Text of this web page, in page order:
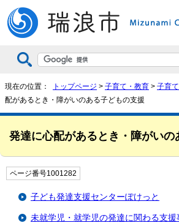
現在の位置： トップページ > 子育て・教育 > 子育
配があるとき・障がいのある子どもの支援
発達に心配があるとき・障がいの
ページ番号1001282
子ども発達支援センターぽけっと
未就学児・就学児の発達に関わる支